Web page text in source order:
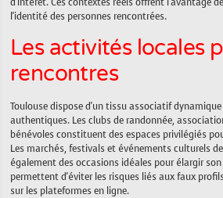
d'intérêt. Ces contextes réels offrent l'avantage
l'identité des personnes rencontrées.
Les activités locales
rencontres
Toulouse dispose d'un tissu associatif
authentiques. Les clubs de randonnée,
bénévoles constituent des espaces privilégiés
Les marchés, festivals et événements culturels
également des occasions idéales pour élargir
permettent d'éviter les risques liés aux faux
sur les plateformes en ligne.